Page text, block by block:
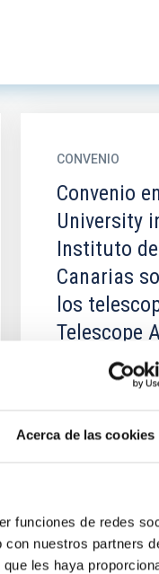
Acerca de las cookies
funciones de redes
con nuestros partners
les haya
CONVENIO
Convenio
University
Instituto
Canarias
los
Telescope
Autorizar la
conjunta de
Meteor Orbit
Observatorios